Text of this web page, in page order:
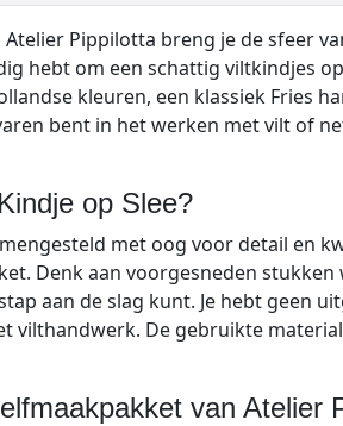
Atelier Pippilotta breng je de sfeer
hebt om een schattig viltkindjes
kleuren, een klassiek Fries
bent in het werken met vilt of
op Slee?
met oog voor detail en
Denk aan voorgesneden
aan de slag kunt. Je hebt geen
vilthandwerk. De gebruikte
van Atelier